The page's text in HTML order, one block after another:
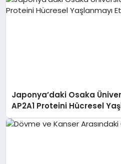
Japonya’daki Osaka
AP2A1 Proteini Hücresel